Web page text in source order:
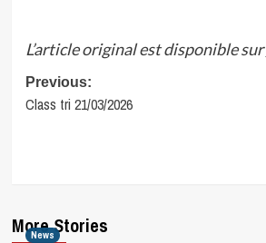
L’article original est disponible sur
Post
navigation
Previous:
Class tri 21/03/2026
More Stories
News